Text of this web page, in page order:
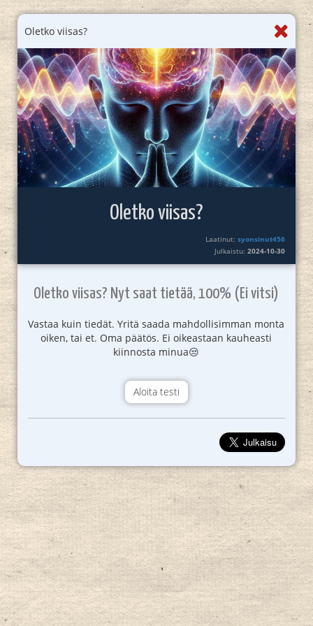
Oletko viisas?
Oletko viisas?
Laatinut:syonsinut456
Julkaistu:2024-10-30
Oletko viisas? Nyt saat tietää, 100% (Ei vitsi)
Vastaa kuin tiedät. Yritä saada mahdollisimman monta
oiken, tai et. Oma päätös. Ei oikeastaan kauheasti
kiinnosta minua😒
Aloita testi